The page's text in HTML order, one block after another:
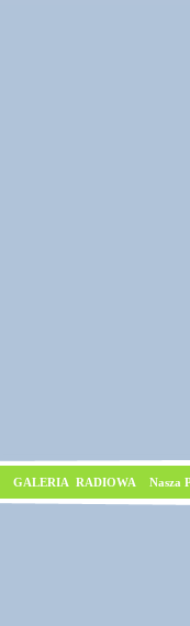
GALERIA RADIOWA Nasza